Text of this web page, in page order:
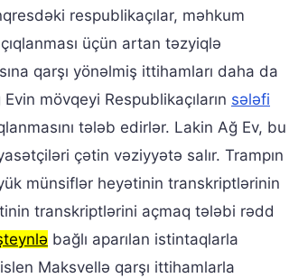
respublikaçılar, məhkum
üçün artan təzyiqlə
qarşı yönəlmiş ittihamları daha da
mövqeyi Respublikaçıların sələfi
tələb edirlər. Lakin Ağ Ev, bu
çətin vəziyyətə salır. Trampın
münsiflər heyətinin transkriptlərinin
transkriptlərini açmaq tələbi rədd
bağlı aparılan istintaqlarla
Maksvellə qarşı ittihamlarla